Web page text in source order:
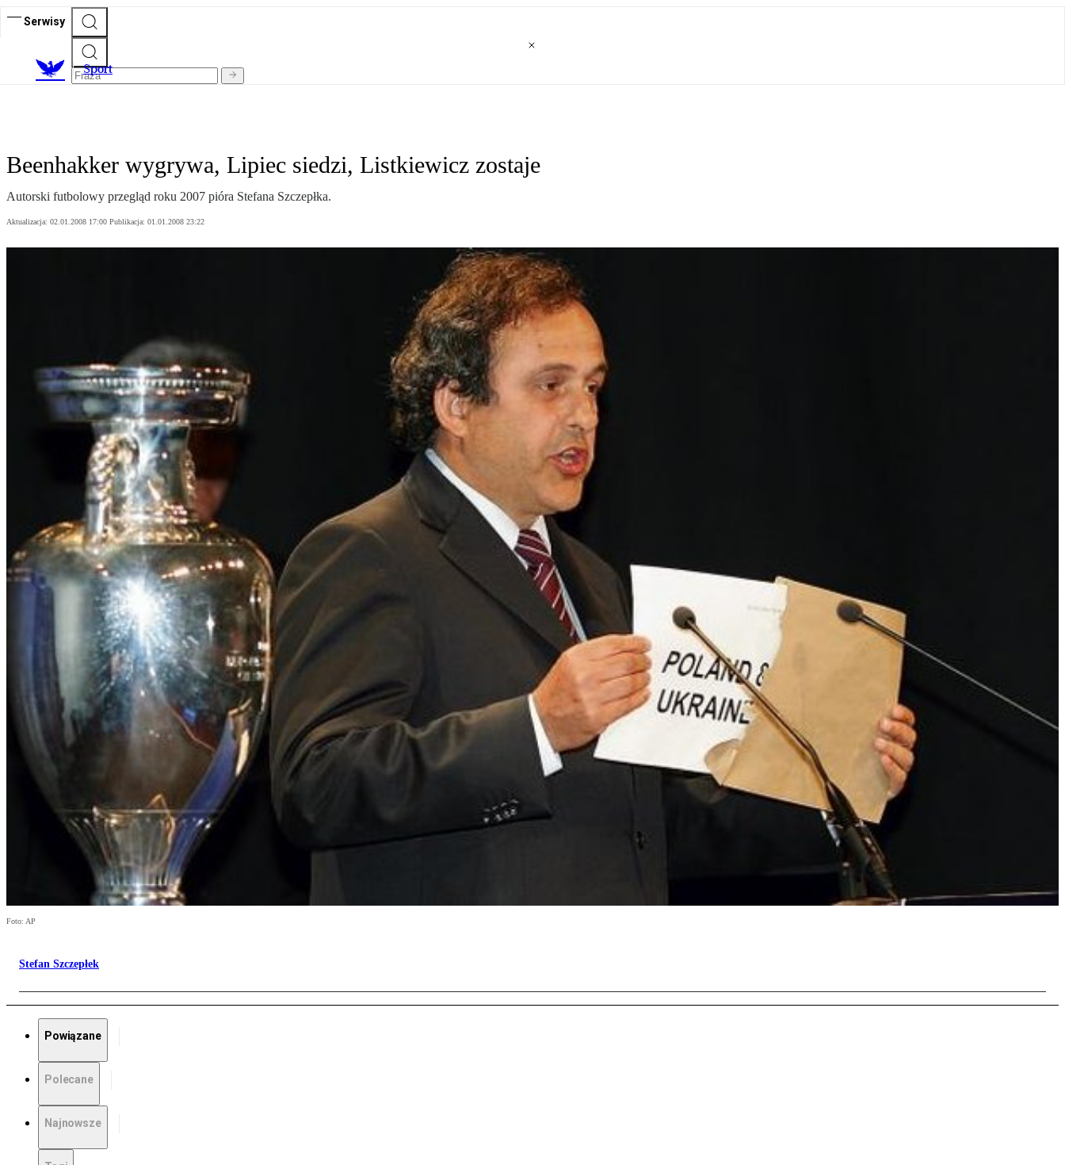
Serwisy
Sport
Beenhakker wygrywa, Lipiec siedzi, Listkiewicz zostaje
Autorski futbolowy przegląd roku 2007 pióra Stefana Szczepłka.
Aktualizacja: 02.01.2008 17:00 Publikacja: 01.01.2008 23:22
Foto: AP
Stefan Szczepłek
Powiązane
Polecane
Najnowsze